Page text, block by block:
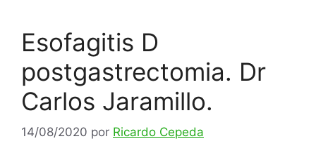
Esofagitis D
postgastrectomia. Dr
Carlos Jaramillo.
14/08/2020 por Ricardo Cepeda